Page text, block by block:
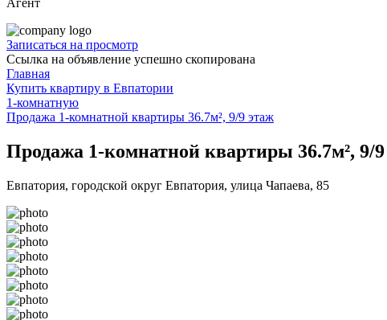
Агент
Записаться на просмотр
Ссылка на объявление успешно скопирована
Главная
Купить квартиру в Евпатории
1-комнатную
Продажа 1-комнатной квартиры 36.7м², 9/9 этаж
Продажа 1-комнатной квартиры 36.7м², 9/
Евпатория, городской округ Евпатория, улица Чапаева, 85